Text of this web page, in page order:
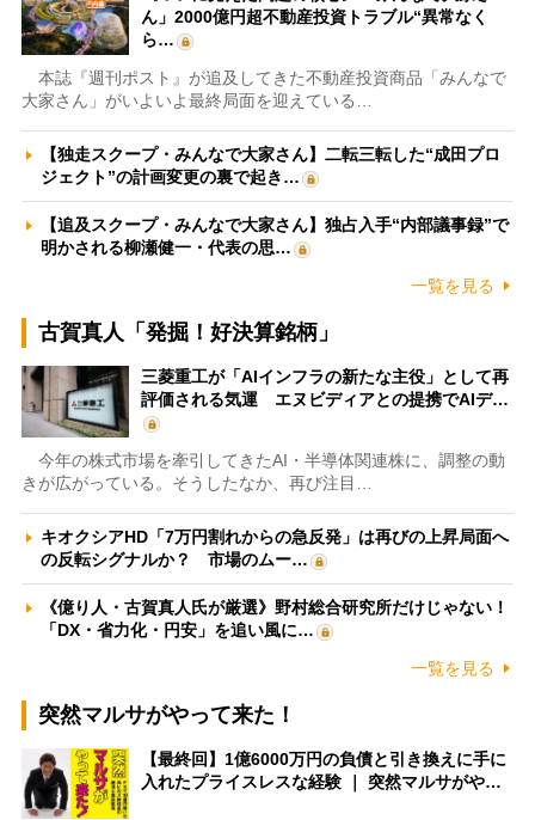
ん」2000億円超不動産投資トラブル“異常なく
ら…
本誌『週刊ポスト』が追及してきた不動産投資商品「みんなで
大家さん」がいよいよ最終局面を迎えている…
【独走スクープ・みんなで大家さん】二転三転した“成田プロ
ジェクト”の計画変更の裏で起き…
【追及スクープ・みんなで大家さん】独占入手“内部議事録”で
明かされる柳瀬健一・代表の思…
一覧を見る
古賀真人「発掘！好決算銘柄」
三菱重工が「AIインフラの新たな主役」として再
評価される気運 エヌビディアとの提携でAIデ…
今年の株式市場を牽引してきたAI・半導体関連株に、調整の動
きが広がっている。そうしたなか、再び注目…
キオクシアHD「7万円割れからの急反発」は再びの上昇局面へ
の反転シグナルか？ 市場のムー…
《億り人・古賀真人氏が厳選》野村総合研究所だけじゃない！
「DX・省力化・円安」を追い風に…
一覧を見る
突然マルサがやって来た！
【最終回】1億6000万円の負債と引き換えに手に
入れたプライスレスな経験 ｜ 突然マルサがや…